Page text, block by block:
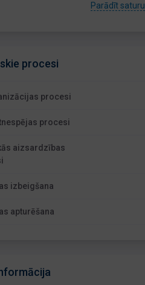
Parādīt saturu
procesi
procesi
procesi
aizsardzības
izbeigšana
apturēšana